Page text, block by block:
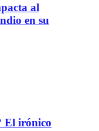
al
en su
El irónico